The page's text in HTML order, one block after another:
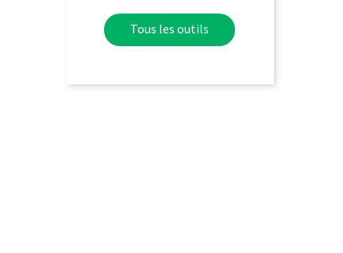
Tous les outils